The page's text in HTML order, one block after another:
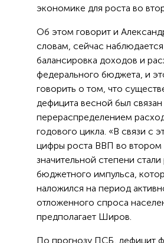
экономике для роста во
Об этом говорит и
словам, сейчас
балансировка доходов и
федерального бюджета, и
говорить о том, что
дефицита весной был
перераспределением
годового цикла. «В связи с
цифры роста ВВП во втором
значительной степени стали
бюджетного импульса,
наложился на период
отложенного спроса
предполагает Широв.
По прогнозу ПСБ, дефицит